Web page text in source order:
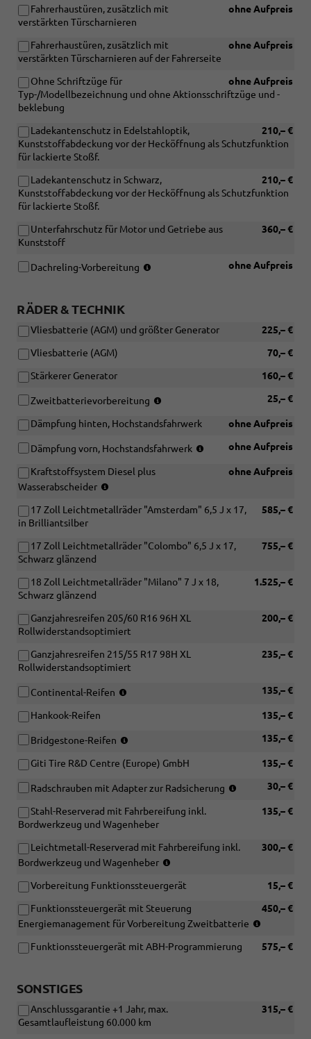
ohne Aufpreis
Fahrerhaustüren, zusätzlich mit
verstärkten Türscharnieren
ohne Aufpreis
Fahrerhaustüren, zusätzlich mit
verstärkten Türscharnieren auf der Fahrerseite
ohne Aufpreis
Ohne Schriftzüge für
Typ-/Modellbezeichnung und ohne Aktionsschriftzüge und -
beklebung
210,– €
Ladekantenschutz in Edelstahloptik,
Kunststoffabdeckung vor der Hecköffnung als Schutzfunktion
für lackierte Stoßf.
210,– €
Ladekantenschutz in Schwarz,
Kunststoffabdeckung vor der Hecköffnung als Schutzfunktion
für lackierte Stoßf.
360,– €
Unterfahrschutz für Motor und Getriebe aus
Kunststoff
ohne Aufpreis
Dachreling-Vorbereitung
RÄDER & TECHNIK
225,– €
Vliesbatterie (AGM) und größter Generator
70,– €
Vliesbatterie (AGM)
160,– €
Stärkerer Generator
25,– €
Zweitbatterievorbereitung
Verbindung
[IS9]
Funktionssteuergerät
[IS2]
Funktionssteuergerät
ABH-
[IS4]
Steuerung
für
ohne Aufpreis
Dämpfung hinten, Hochstandsfahrwerk
ohne Aufpreis
Dämpfung vorn, Hochstandsfahrwerk
Verbindung
Dämpfung
ohne Aufpreis
Kraftstoffsystem Diesel plus
Wasserabscheider
Verbindung
585,– €
17 Zoll Leichtmetallräder "Amsterdam" 6,5 J x 17,
in Brilliantsilber
755,– €
17 Zoll Leichtmetallräder "Colombo" 6,5 J x 17,
Schwarz glänzend
1.525,– €
18 Zoll Leichtmetallräder "Milano" 7 J x 18,
Schwarz glänzend
200,– €
Ganzjahresreifen 205/60 R16 96H XL
Rollwiderstandsoptimiert
235,– €
Ganzjahresreifen 215/55 R17 98H XL
Rollwiderstandsoptimiert
135,– €
Continental-Reifen
Ganzjahresreifen
205/60
R16
96H
XL
oder
Ganzjahresreifen
215/55
98H
135,– €
Hankook-Reifen
135,– €
Bridgestone-Reifen
Verbindung
[J69]
Ganzjahresreifen
205/60
R16
96H
XL
[J74]
215/55
R17
XL)
135,– €
Giti Tire R&D Centre (Europe) GmbH
30,– €
Radschrauben mit Adapter zur Radsicherung
Verbindung
135,– €
Stahl-Reserverad mit Fahrbereifung inkl.
Bordwerkzeug und Wagenheber
300,– €
Leichtmetall-Reserverad mit Fahrbereifung inkl.
Bordwerkzeug und Wagenheber
Verbindung
Leichtmetallräder)
15,– €
Vorbereitung Funktionssteuergerät
450,– €
Funktionssteuergerät mit Steuerung
Energiemanagement für Vorbereitung Zweitbatterie
575,– €
Funktionssteuergerät mit ABH-Programmierung
SONSTIGES
315,– €
Anschlussgarantie +1 Jahr, max.
Gesamtlaufleistung 60.000 km